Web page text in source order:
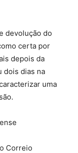
devolução do
certa por
depois da
dois dias na
uma
Correio